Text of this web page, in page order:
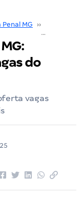
Penal MG ››
do
vagas